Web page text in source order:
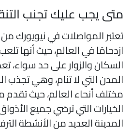
يجب عليك تجنب
المواصلات في نيويورك من
في العالم، حيث أنها تلعب
والزوار على حد سواء،
التي لا تنام، وهي تجذب
أنحاء العالم، حيث تقدم
التي ترضي جميع الأذواق
العديد من الأنشطة